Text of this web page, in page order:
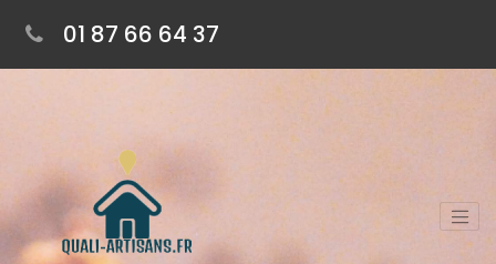
01 87 66 64 37